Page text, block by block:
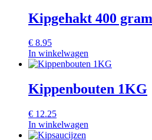
Kipgehakt 400 gram
€ 8.95
In winkelwagen
Kippenbouten 1KG
€ 12.25
In winkelwagen